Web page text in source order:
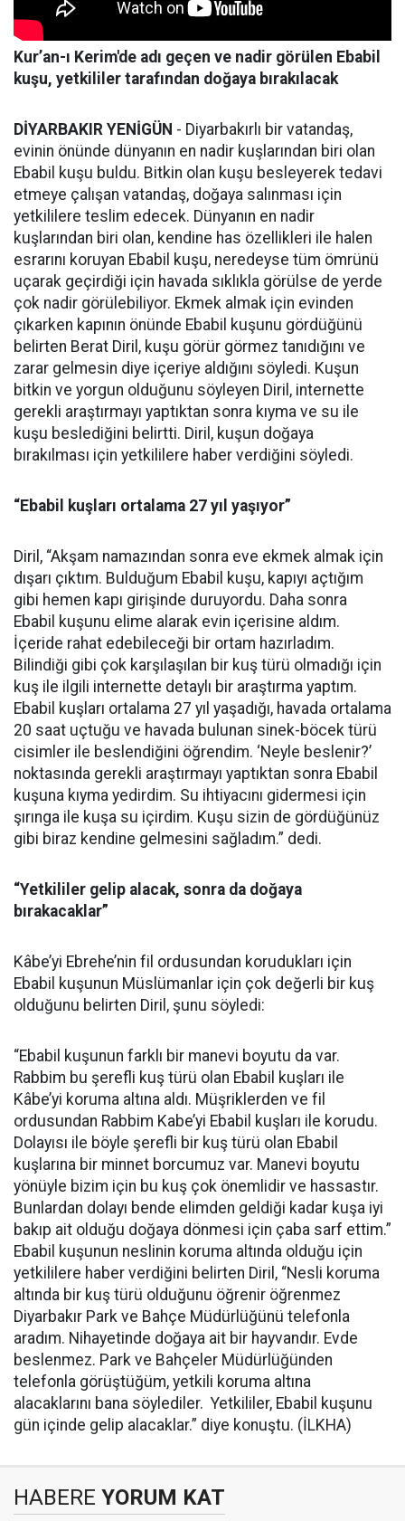
Kur’an-ı Kerim'de adı geçen ve nadir görülen Ebabil
kuşu, yetkililer tarafından doğaya bırakılacak
DİYARBAKIR YENİGÜN - Diyarbakırlı bir vatandaş,
evinin önünde dünyanın en nadir kuşlarından biri olan
Ebabil kuşu buldu. Bitkin olan kuşu besleyerek tedavi
etmeye çalışan vatandaş, doğaya salınması için
yetkililere teslim edecek. Dünyanın en nadir
kuşlarından biri olan, kendine has özellikleri ile halen
esrarını koruyan Ebabil kuşu, neredeyse tüm ömrünü
uçarak geçirdiği için havada sıklıkla görülse de yerde
çok nadir görülebiliyor. Ekmek almak için evinden
çıkarken kapının önünde Ebabil kuşunu gördüğünü
belirten Berat Diril, kuşu görür görmez tanıdığını ve
zarar gelmesin diye içeriye aldığını söyledi. Kuşun
bitkin ve yorgun olduğunu söyleyen Diril, internette
gerekli araştırmayı yaptıktan sonra kıyma ve su ile
kuşu beslediğini belirtti. Diril, kuşun doğaya
bırakılması için yetkililere haber verdiğini söyledi.
“Ebabil kuşları ortalama 27 yıl yaşıyor”
Diril, “Akşam namazından sonra eve ekmek almak için
dışarı çıktım. Bulduğum Ebabil kuşu, kapıyı açtığım
gibi hemen kapı girişinde duruyordu. Daha sonra
Ebabil kuşunu elime alarak evin içerisine aldım.
İçeride rahat edebileceği bir ortam hazırladım.
Bilindiği gibi çok karşılaşılan bir kuş türü olmadığı için
kuş ile ilgili internette detaylı bir araştırma yaptım.
Ebabil kuşları ortalama 27 yıl yaşadığı, havada ortalama
20 saat uçtuğu ve havada bulunan sinek-böcek türü
cisimler ile beslendiğini öğrendim. ‘Neyle beslenir?’
noktasında gerekli araştırmayı yaptıktan sonra Ebabil
kuşuna kıyma yedirdim. Su ihtiyacını gidermesi için
şırınga ile kuşa su içirdim. Kuşu sizin de gördüğünüz
gibi biraz kendine gelmesini sağladım.” dedi.
“Yetkililer gelip alacak, sonra da doğaya
bırakacaklar”
Kâbe’yi Ebrehe’nin fil ordusundan korudukları için
Ebabil kuşunun Müslümanlar için çok değerli bir kuş
olduğunu belirten Diril, şunu söyledi:
“Ebabil kuşunun farklı bir manevi boyutu da var.
Rabbim bu şerefli kuş türü olan Ebabil kuşları ile
Kâbe’yi koruma altına aldı. Müşriklerden ve fil
ordusundan Rabbim Kabe’yi Ebabil kuşları ile korudu.
Dolayısı ile böyle şerefli bir kuş türü olan Ebabil
kuşlarına bir minnet borcumuz var. Manevi boyutu
yönüyle bizim için bu kuş çok önemlidir ve hassastır.
Bunlardan dolayı bende elimden geldiği kadar kuşa iyi
bakıp ait olduğu doğaya dönmesi için çaba sarf ettim.”
Ebabil kuşunun neslinin koruma altında olduğu için
yetkililere haber verdiğini belirten Diril, “Nesli koruma
altında bir kuş türü olduğunu öğrenir öğrenmez
Diyarbakır Park ve Bahçe Müdürlüğünü telefonla
aradım. Nihayetinde doğaya ait bir hayvandır. Evde
beslenmez. Park ve Bahçeler Müdürlüğünden
telefonla görüştüğüm, yetkili koruma altına
alacaklarını bana söylediler. Yetkililer, Ebabil kuşunu
gün içinde gelip alacaklar.” diye konuştu. (İLKHA)
HABERE YORUM KAT